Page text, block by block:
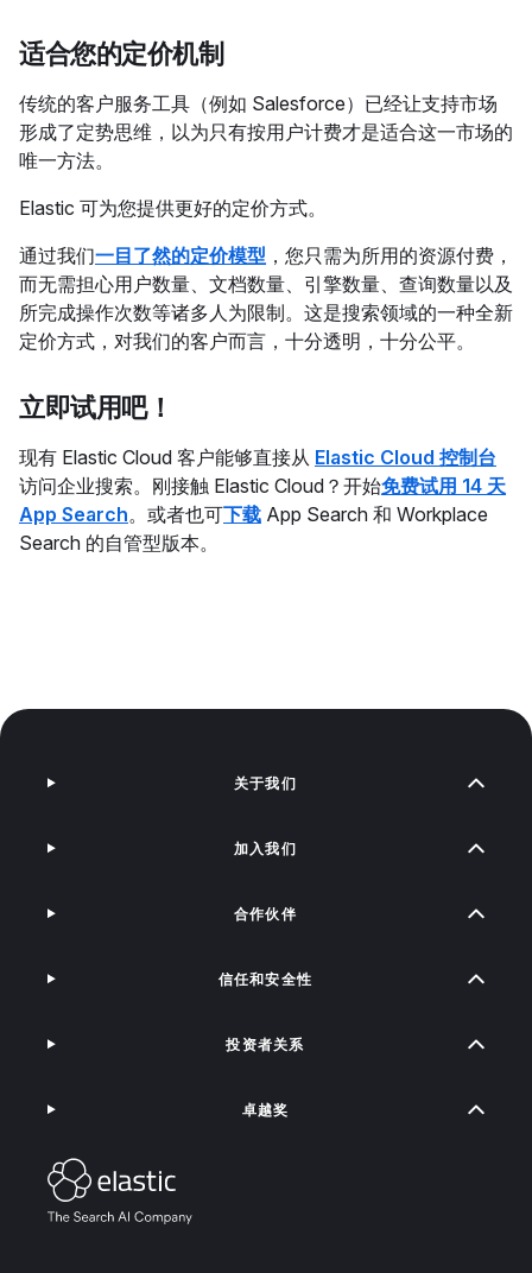
适合您的定价机制
传统的客户服务工具（例如 Salesforce）已经让支持市场
形成了定势思维，以为只有按用户计费才是适合这一市场的
唯一方法。
Elastic 可为您提供更好的定价方式。
通过我们一目了然的定价模型 ，您只需为所用的资源付费，
而无需担心用户数量、文档数量、引擎数量、查询数量以及
所完成操作次数等诸多人为限制。这是搜索领域的一种全新
定价方式，对我们的客户而言，十分透明，十分公平。
立即试用吧！
现有 Elastic Cloud 客户能够直接从 Elastic Cloud 控制台
访问企业搜索。刚接触 Elastic Cloud？开始免费试用 14 天
App Search。或者也可下载 App Search 和 Workplace
Search 的自管型版本。
关于我们
加入我们
合作伙伴
信任和安全性
投资者关系
卓越奖